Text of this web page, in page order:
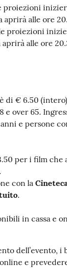
proiezioni
aprirà alle ore
proiezioni
aprirà alle ore
di € 6.50
e over 65.
e persone
per i film che
con la
.
in cassa e
dell’evento, i
e